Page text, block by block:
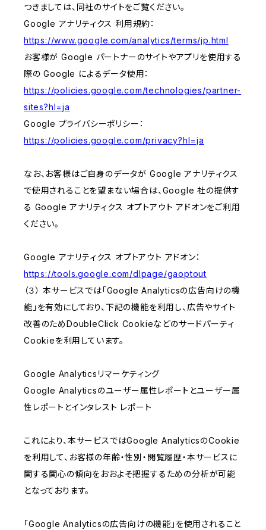
つきましては、同社のサイトをご覧ください。
Google アナリティクス 利用規約：
https://www.google.com/analytics/terms/jp.html
お客様が Google パートナーのサイトやアプリを使用する
際の Google によるデータ使用：
https://policies.google.com/technologies/partner-
sites?hl=ja
Google プライバシーポリシー：
https://policies.google.com/privacy?hl=ja
なお、お客様はご自身のデータが Google アナリティクス
で使用されることを望まない場合は、Google 社の提供す
る Google アナリティクス オプトアウト アドオンをご利用
ください。
Google アナリティクス オプトアウト アドオン：
https://tools.google.com/dlpage/gaoptout
（３） 本サービスでは「Google Analyticsの広告向けの機
能」を有効にしており、下記の機能を利用し、広告やサイト
改善のためDoubleClick Cookieなどのサードパーティ
Cookieを利用しています。
Google Analyticsリマーケティング
Google Analyticsのユーザー属性レポートとユーザー属
性レポートとインタレスト レポート
これにより、本サービスではGoogle AnalyticsのCookie
を利用して、お客様の年齢・性別・閲覧履歴・本サービスに
関する関心の傾向をおおよそ把握するための分析が可能
となっております。
「Google Analyticsの広告向けの機能」を使用されること